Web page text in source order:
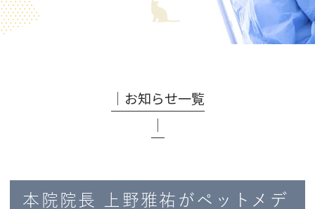
│お知らせ一覧
│
本院院長 上野雅祐がペットメデ